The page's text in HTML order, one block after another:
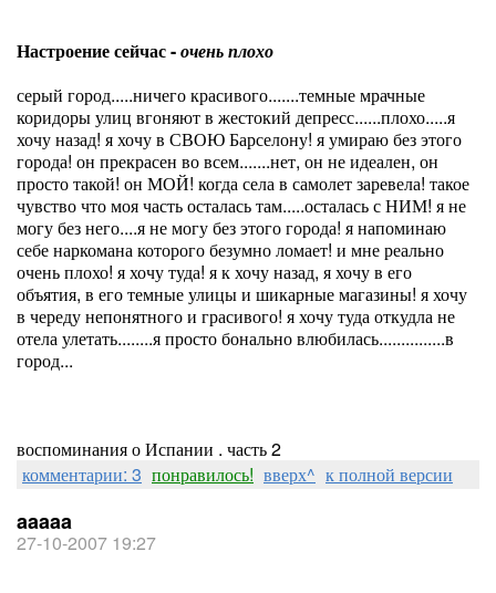
Настроение сейчас -очень плохо
серый город.....ничего красивого.......темные мрачные
коридоры улиц вгоняют в жестокий депресс......плохо.....я
хочу назад! я хочу в СВОЮ Барселону! я умираю без этого
города! он прекрасен во всем.......нет, он не идеален, он
просто такой! он МОЙ! когда села в самолет заревела! такое
чувство что моя часть осталась там.....осталась с НИМ! я не
могу без него....я не могу без этого города! я напоминаю
себе наркомана которого безумно ломает! и мне реально
очень плохо! я хочу туда! я к хочу назад, я хочу в его
объятия, в его темные улицы и шикарные магазины! я хочу
в череду непонятного и грасивого! я хочу туда откудла не
отела улетать........я просто бонально влюбилась...............в
город...
воспоминания о Испании . часть 2
комментарии: 3 понравилось! вверх^ к полной версии
aaaaa
27-10-2007 19:27